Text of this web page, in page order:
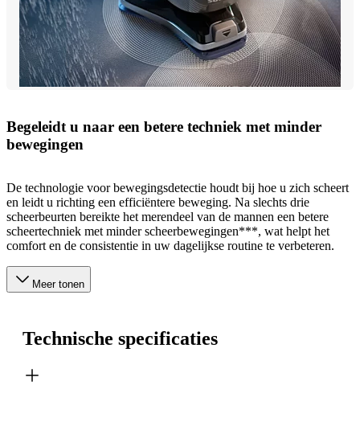
Begeleidt u naar een betere techniek met minder
bewegingen
De technologie voor bewegingsdetectie houdt bij hoe u zich scheert
en leidt u richting een efficiëntere beweging. Na slechts drie
scheerbeurten bereikte het merendeel van de mannen een betere
scheertechniek met minder scheerbewegingen***, wat helpt het
comfort en de consistentie in uw dagelijkse routine te verbeteren.
Meer tonen
Technische specificaties